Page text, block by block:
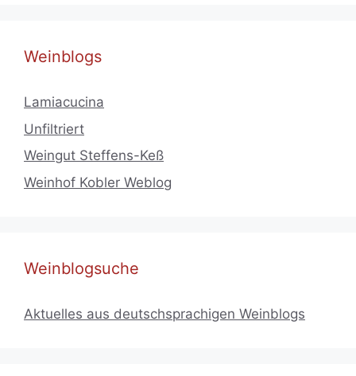
Weinblogs
Lamiacucina
Unfiltriert
Weingut Steffens-Keß
Weinhof Kobler Weblog
Weinblogsuche
Aktuelles aus deutschsprachigen Weinblogs